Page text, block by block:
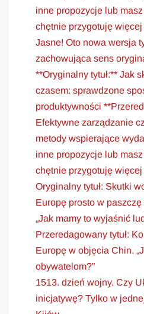
inne propozycje lub
chętnie przygotuję więcej
Jasne! Oto nowa wersja
zachowująca sens
**Oryginalny tytuł:** Jak
czasem: sprawdzone
produktywności
Efektywne zarządzanie
metody wspierające
inne propozycje lub
chętnie przygotuję więcej
Oryginalny tytuł: Skutki
Europę prosto w
„Jak mamy to wyjaśnić
Przeredagowany tytuł:
Europę w objęcia Chin.
obywatelom?”
1513. dzień wojny. Czy
inicjatywę? Tylko w